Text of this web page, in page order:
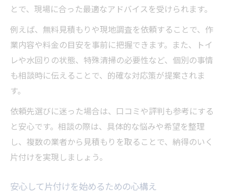
とで、現場に合った最適なアドバイスを受けられます。
例えば、無料見積もりや現地調査を依頼することで、作
業内容や料金の目安を事前に把握できます。また、トイ
レや水回りの状態、特殊清掃の必要性など、個別の事情
も相談時に伝えることで、的確な対応策が提案されま
す。
依頼先選びに迷った場合は、口コミや評判も参考にする
と安心です。相談の際は、具体的な悩みや希望を整理
し、複数の業者から見積もりを取ることで、納得のいく
片付けを実現しましょう。
安心して片付けを始めるための心構え